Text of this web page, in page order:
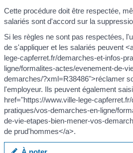
Cette procédure doit être respectée,
salariés sont d'accord sur la
Si les règles ne sont pas respectées,
de s'appliquer et les salariés peuvent
lege-capferret.fr/demarches-et-infos-
ligne/formalites-actes/evenement-de-
demarches/?xml=R38486">réclamer
l'employeur. Ils peuvent également
href="https://www.ville-lege-
pratiques/vos-demarches-en-ligne/
de-vie-etapes-bien-mener-vos-
de prud'hommes</a>.